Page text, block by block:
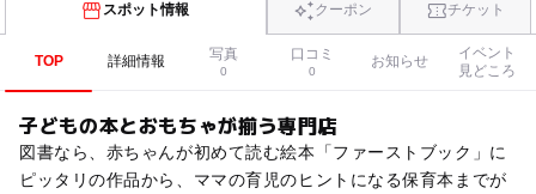
スポット情報 クーポン チケット
TOP 詳細情報 写真
0
口コミ
0
お知らせ
イベント
見どころ
子どもの本とおもちゃが揃う専門店
図書なら、赤ちゃんが初めて読む絵本「ファーストブック」に
ピッタリの作品から、ママの育児のヒントになる保育本までが